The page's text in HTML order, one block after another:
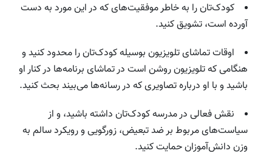
کودک‌تان را به خاطر موفقیت‌‌های که در این مورد به دست
آورده است، تشویق کنید.
اوقات تماشای تلویزیون بوسیله کودک‌تان را محدود کنید و
هنگامی که تلویزیون روشن است در تماشای برنامه‌ها در کنار او
باشید و با او درباره تصاویری که در رسانه‌ها می‌بیند بحث کنید.
نقش فعالی در مدرسه کودک‌تان داشته باشید، و از
سیاست‌های مربوط بر ضد تبعیض، زورگویی و رویکرد سالم به
وزن دانش‌آموزان حمایت کنید.